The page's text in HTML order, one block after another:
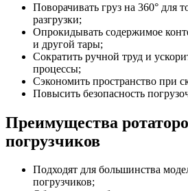
Поворачивать груз на 360° для
разгрузки;
Опрокидывать содержимое
и другой тары;
Сократить ручной труд и
процессы;
Сэкономить пространство при
Повысить безопасность
Преимущества
погрузчиков
Подходят для большинства
погрузчиков;